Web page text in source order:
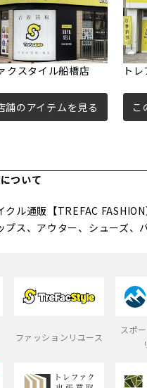
クスタイル船橋店
舗のアイテムを見る
ト
こ
ついて
クル通販【TREFAC
プス、アウター、シューズ
ファッションリユース
スポ